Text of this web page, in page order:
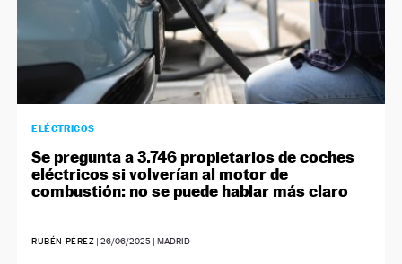
ELÉCTRICOS
Se pregunta a 3.746 propietarios de coches
eléctricos si volverían al motor de
combustión: no se puede hablar más claro
RUBÉN PÉREZ |26/06/2025 | MADRID